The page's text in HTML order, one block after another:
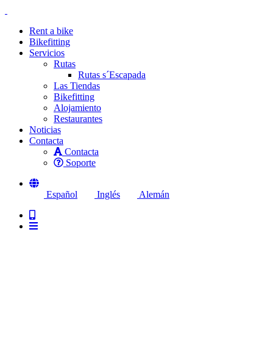
Rent a bike
Bikefitting
Servicios
Rutas
Rutas s´Escapada
Las Tiendas
Bikefitting
Alojamiento
Restaurantes
Noticias
Contacta
Contacta
Soporte
Español Inglés Alemán